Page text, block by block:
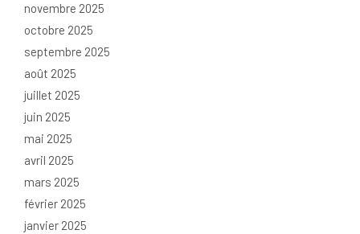
novembre 2025
octobre 2025
septembre 2025
août 2025
juillet 2025
juin 2025
mai 2025
avril 2025
mars 2025
février 2025
janvier 2025